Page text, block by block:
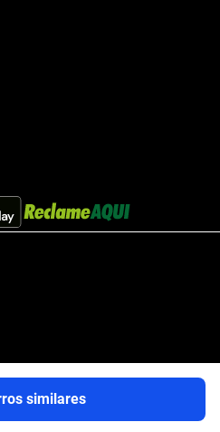
similares
DE VEICULOS LTDA., inscrita no
com sede na Estrada dos Alpes, nº